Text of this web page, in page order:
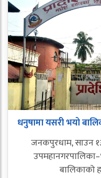
धनुषामा यसरी भयो
जनकपुरधाम, साउन
बालिकाको